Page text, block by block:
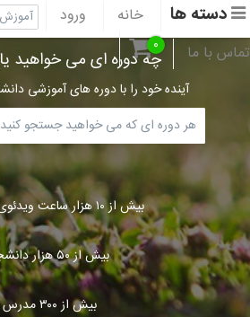
دسته ها خانه ورود ثبت
تماس با ما
۰
چه دوره ای می خواهید
آینده خود را با دوره های آموزشی
بیش از ۱۰ هزار ساعت ویدئوی آموزشی
بیش از ۵۰ هزار دانشجو
بیش از ۳۰۰ مدرس